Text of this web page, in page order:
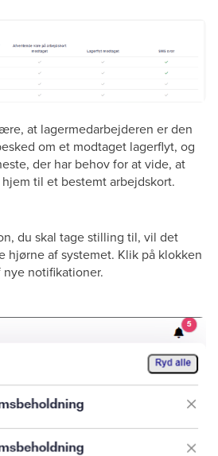
at lagermedarbejderen er den
om et modtaget lagerflyt, og
der har behov for at vide, at
til et bestemt arbejdskort.
du skal tage stilling til, vil det
hjørne af systemet. Klik på klokken
nye notifikationer.